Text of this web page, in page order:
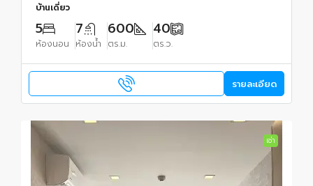
บ้านเดี่ยว
5
ห้องนอน
7
ห้องน้ำ
600
ตร.ม.
40
ตร.ว.
รายละเอียด
เช่า